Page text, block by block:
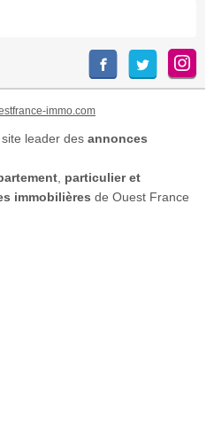
immo.com
leader des annonces
particulier et
immobilières de Ouest France